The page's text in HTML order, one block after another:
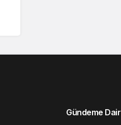
Gündeme Dair